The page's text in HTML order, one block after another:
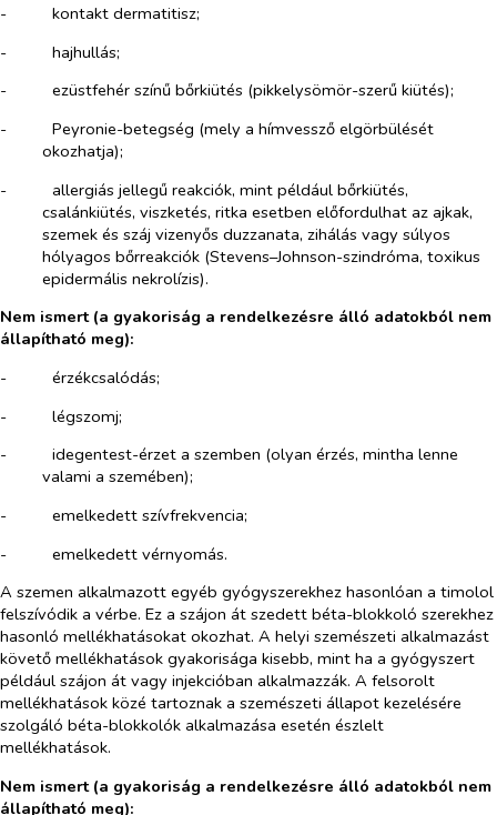
-​
kontakt dermatitisz;
-​
hajhullás;
-​
ezüstfehér színű bőrkiütés (pikkelysömör-szerű kiütés);
-​
Peyronie-betegség (mely a hímvessző elgörbülését
okozhatja);
-​
allergiás jellegű reakciók, mint például bőrkiütés,
csalánkiütés, viszketés, ritka esetben előfordulhat az ajkak,
szemek és száj vizenyős duzzanata, zihálás vagy súlyos
hólyagos bőrreakciók (Stevens–Johnson-szindróma, toxikus
epidermális nekrolízis).
Nem ismert (a gyakoriság a rendelkezésre álló adatokból nem
állapítható meg):
-​
érzékcsalódás;
-​
légszomj;
-​
idegentest-érzet a szemben (olyan érzés, mintha lenne
valami a szemében);
-​
emelkedett szívfrekvencia;
-​
emelkedett vérnyomás.
A szemen alkalmazott egyéb gyógyszerekhez hasonlóan a timolol
felszívódik a vérbe. Ez a szájon át szedett béta-blokkoló szerekhez
hasonló mellékhatásokat okozhat. A helyi szemészeti alkalmazást
követő mellékhatások gyakorisága kisebb, mint ha a gyógyszert
például szájon át vagy injekcióban alkalmazzák. A felsorolt
mellékhatások közé tartoznak a szemészeti állapot kezelésére
szolgáló béta-blokkolók alkalmazása esetén észlelt
mellékhatások.
Nem ismert (a gyakoriság a rendelkezésre álló adatokból nem
állapítható meg):